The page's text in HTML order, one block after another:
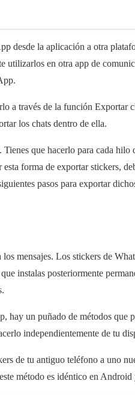
desde la aplicación a otra
utilizarlos en otra app de
a través de la función Exportar
los chats dentro de ella.
que hacerlo para cada hilo
forma de exportar stickers,
pasos para exportar
mensajes. Los stickers de
instalas posteriormente
hay un puñado de métodos que
independientemente de tu
de tu antiguo teléfono a uno
método es idéntico en